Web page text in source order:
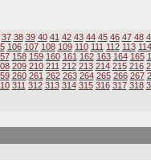
37 38 39 40 41 42 43 44 45 46 47 48
106 107 108 109 110 111 112 113 114
158 159 160 161 162 163 164 165
209 210 211 212 213 214 215 216
260 261 262 263 264 265 266 267
311 312 313 314 315 316 317 318